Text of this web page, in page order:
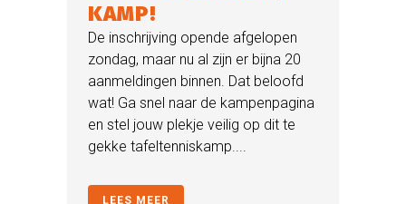
KAMP!
De inschrijving opende afgelopen
zondag, maar nu al zijn er bijna 20
aanmeldingen binnen. Dat beloofd
wat! Ga snel naar de kampenpagina
en stel jouw plekje veilig op dit te
gekke tafeltenniskamp....
LEES MEER